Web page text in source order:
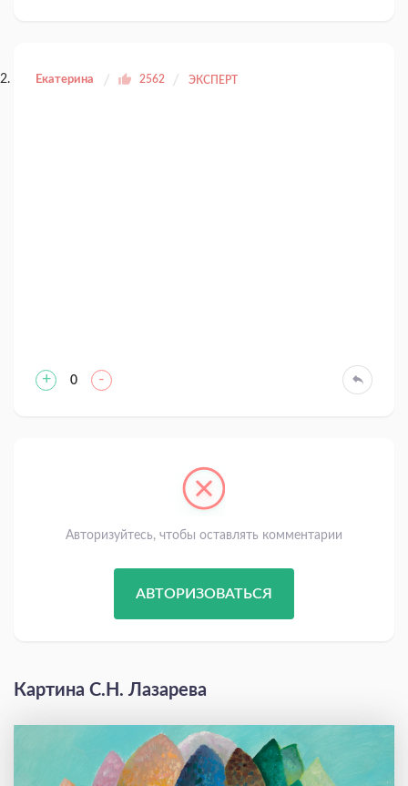
Екатерина 2562 ЭКСПЕРТ
+ 0 -
Авторизуйтесь, чтобы оставлять комментарии
АВТОРИЗОВАТЬСЯ
Картина С.Н. Лазарева